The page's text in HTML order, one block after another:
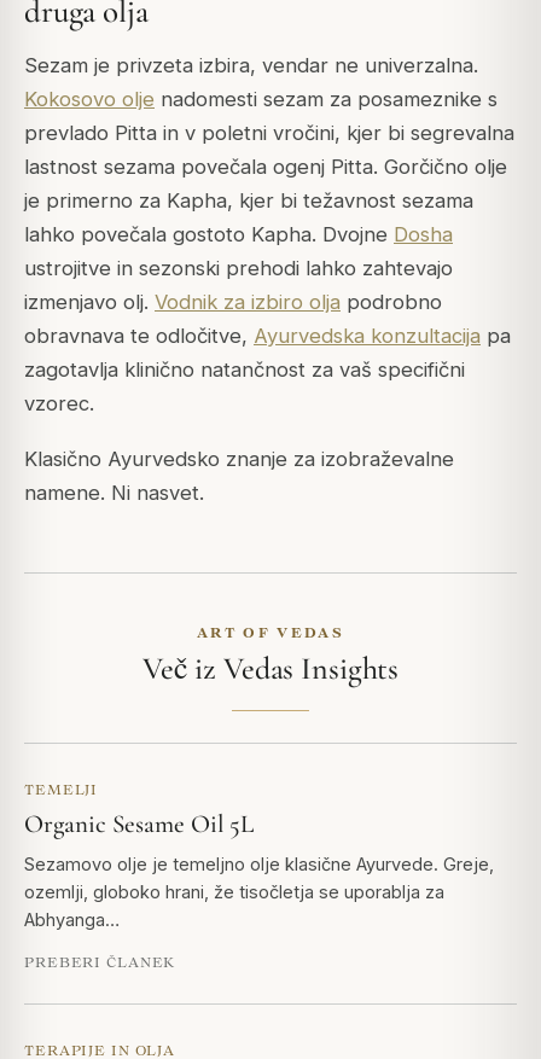
druga olja
Sezam je privzeta izbira, vendar ne univerzalna.
Kokosovo olje nadomesti sezam za posameznike s
prevlado Pitta in v poletni vročini, kjer bi segrevalna
lastnost sezama povečala ogenj Pitta. Gorčično olje
je primerno za Kapha, kjer bi težavnost sezama
lahko povečala gostoto Kapha. Dvojne Dosha
ustrojitve in sezonski prehodi lahko zahtevajo
izmenjavo olj. Vodnik za izbiro olja podrobno
obravnava te odločitve, Ayurvedska konzultacija pa
zagotavlja klinično natančnost za vaš specifični
vzorec.
Klasično Ayurvedsko znanje za izobraževalne
namene. Ni nasvet.
ART OF VEDAS
Več iz Vedas Insights
TEMELJI
Organic Sesame Oil 5L
Sezamovo olje je temeljno olje klasične Ayurvede. Greje,
ozemlji, globoko hrani, že tisočletja se uporablja za
Abhyanga…
PREBERI ČLANEK
TERAPIJE IN OLJA